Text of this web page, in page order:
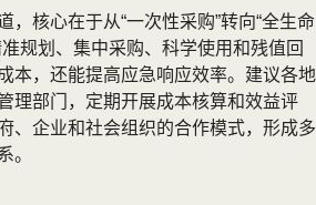
，核心在于从“一次性采购”转向“全生命
规划、集中采购、科学使用和残值回
本，还能提高应急响应效率。建议各地
理部门，定期开展成本核算和效益评
、企业和社会组织的合作模式，形成多
。